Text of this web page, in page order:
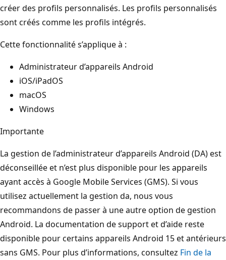
créer des profils personnalisés. Les profils personnalisés
sont créés comme les profils intégrés.
Cette fonctionnalité s’applique à :
Administrateur d’appareils Android
iOS/iPadOS
macOS
Windows
Importante
La gestion de l’administrateur d’appareils Android (DA) est
déconseillée et n’est plus disponible pour les appareils
ayant accès à Google Mobile Services (GMS). Si vous
utilisez actuellement la gestion da, nous vous
recommandons de passer à une autre option de gestion
Android. La documentation de support et d’aide reste
disponible pour certains appareils Android 15 et antérieurs
sans GMS. Pour plus d’informations, consultez Fin de la